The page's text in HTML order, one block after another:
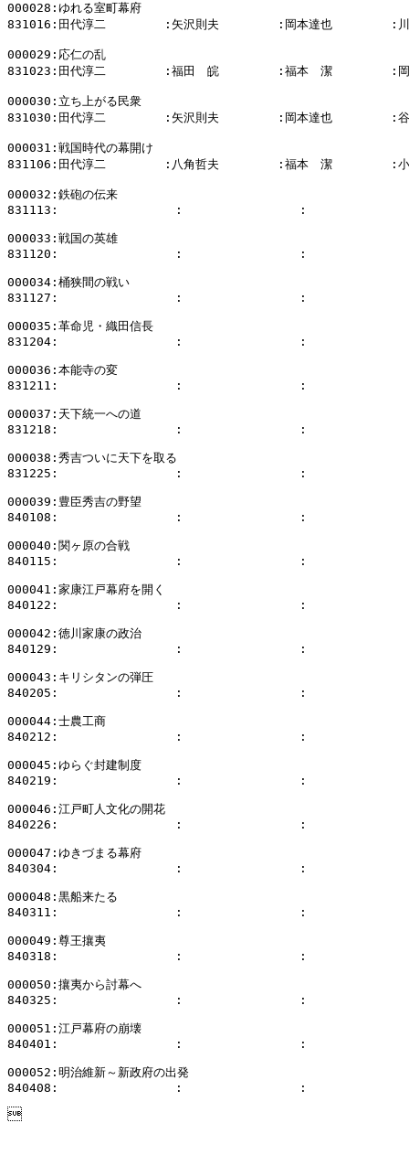
000028:ゆれる室町幕府
831016:田代淳二        :矢沢則夫        :岡本達也        :川
000029:応仁の乱
831023:田代淳二        :福田　皖        :福本　潔        :岡
000030:立ち上がる民衆
831030:田代淳二        :矢沢則夫        :岡本達也        :谷
000031:戦国時代の幕開け
831106:田代淳二        :八角哲夫        :福本　潔        :小
000032:鉄砲の伝来
831113:                :                :
000033:戦国の英雄
831120:                :                :
000034:桶狭間の戦い
831127:                :                :
000035:革命児・織田信長
831204:                :                :
000036:本能寺の変
831211:                :                :
000037:天下統一への道
831218:                :                :
000038:秀吉ついに天下を取る
831225:                :                :
000039:豊臣秀吉の野望
840108:                :                :
000040:関ヶ原の合戦
840115:                :                :
000041:家康江戸幕府を開く
840122:                :                :
000042:徳川家康の政治
840129:                :                :
000043:キリシタンの弾圧
840205:                :                :
000044:士農工商
840212:                :                :
000045:ゆらぐ封建制度
840219:                :                :
000046:江戸町人文化の開花
840226:                :                :
000047:ゆきづまる幕府
840304:                :                :
000048:黒船来たる
840311:                :                :
000049:尊王攘夷
840318:                :                :
000050:攘夷から討幕へ
840325:                :                :
000051:江戸幕府の崩壊
840401:                :                :
000052:明治維新～新政府の出発
